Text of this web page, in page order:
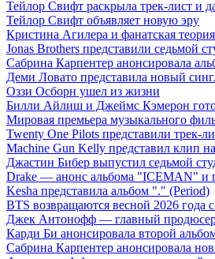
Тейлор Свифт раскрыла трек-лист и
Тейлор Свифт объявляет новую эру
Кристина Агилера и фанатская
Jonas Brothers представили седьмой
Сабрина Карпентер анонсировала
Деми Ловато представила новый
Оззи Осборн ушел из жизни
Билли Айлиш и Джеймс Кэмерон
Мировая премьера музыкального
Twenty One Pilots представили трек-
Machine Gun Kelly представил клип
Джастин Бибер выпустил седьмой
Drake — анонс альбома "ICEMAN" и
Kesha представила альбом "." (Period)
BTS возвращаются весной 2026
Джек Антонофф — главный
Карди Би анонсировала второй
Сабрина Карпентер анонсировала